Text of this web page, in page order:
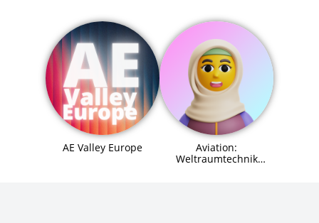
AE Valley Europe
Aviation:
Weltraumtechnik